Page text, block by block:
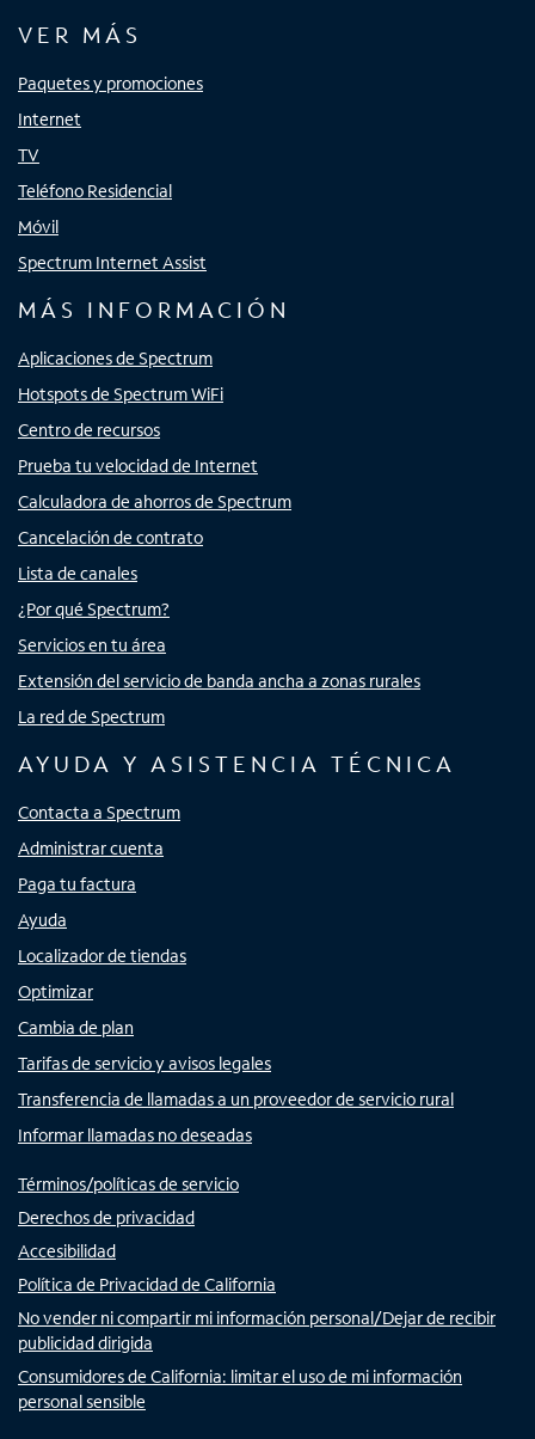
VER MÁS
Paquetes y promociones
Internet
TV
Teléfono Residencial
Móvil
Spectrum Internet Assist
MÁS INFORMACIÓN
Aplicaciones de Spectrum
Hotspots de Spectrum WiFi
Centro de recursos
Prueba tu velocidad de Internet
Calculadora de ahorros de Spectrum
Cancelación de contrato
Lista de canales
¿Por qué Spectrum?
Servicios en tu área
Extensión del servicio de banda ancha a zonas rurales
La red de Spectrum
AYUDA Y ASISTENCIA TÉCNICA
Contacta a Spectrum
Administrar cuenta
Paga tu factura
Ayuda
Localizador de tiendas
Optimizar
Cambia de plan
Tarifas de servicio y avisos legales
Transferencia de llamadas a un proveedor de servicio rural
Informar llamadas no deseadas
Términos/políticas de servicio
Derechos de privacidad
Accesibilidad
Política de Privacidad de California
No vender ni compartir mi información personal/Dejar de recibir
publicidad dirigida
Consumidores de California: limitar el uso de mi información
personal sensible